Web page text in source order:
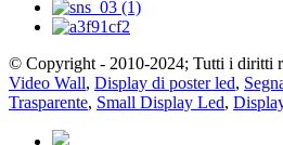
© Copyright - 2010-2024; Tutti i diritti
Video Wall, Display di poster led,
Trasparente, Small Display Led,